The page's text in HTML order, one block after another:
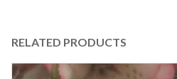
RELATED PRODUCTS